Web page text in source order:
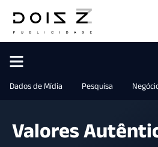
Dados de Mídia Pesquisa
Valores